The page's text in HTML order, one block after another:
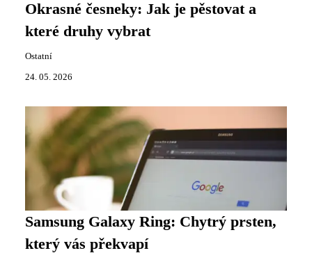
Okrasné česneky: Jak je pěstovat a
které druhy vybrat
Ostatní
24. 05. 2026
Samsung Galaxy Ring: Chytrý prsten,
který vás překvapí